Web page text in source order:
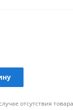
отсутствия